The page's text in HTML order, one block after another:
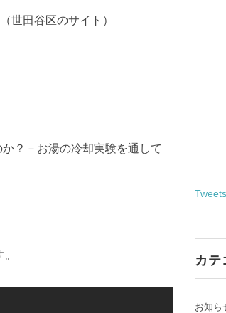
世田谷区のサイト）
か？－お湯の冷却実験を通して
カテ
お知ら